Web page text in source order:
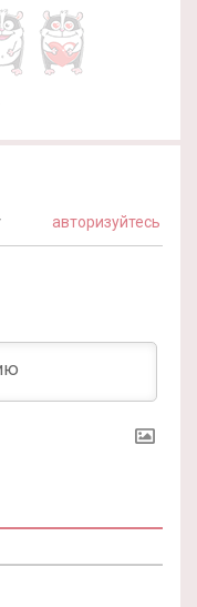
авторизуйтесь